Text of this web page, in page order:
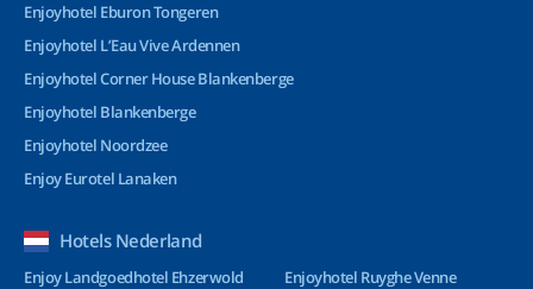
Enjoyhotel Eburon Tongeren
Enjoyhotel L’Eau Vive Ardennen
Enjoyhotel Corner House Blankenberge
Enjoyhotel Blankenberge
Enjoyhotel Noordzee
Enjoy Eurotel Lanaken
Hotels Nederland
Enjoy Landgoedhotel Ehzerwold
Enjoyhotel Ruyghe Venne